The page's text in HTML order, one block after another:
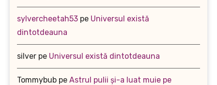
sylvercheetah53 pe Universul există
dintotdeauna
silver pe Universul există dintotdeauna
Tommybub pe Astrul pulii și-a luat muie pe